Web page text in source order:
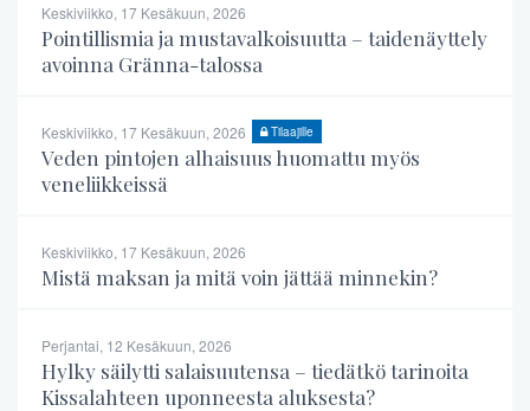
Keskiviikko, 17 Kesäkuun, 2026
Pointillismia ja mustavalkoisuutta – taidenäyttely
avoinna Gränna-talossa
Keskiviikko, 17 Kesäkuun, 2026 Tilaajille
Veden pintojen alhaisuus huomattu myös
veneliikkeissä
Keskiviikko, 17 Kesäkuun, 2026
Mistä maksan ja mitä voin jättää minnekin?
Perjantai, 12 Kesäkuun, 2026
Hylky säilytti salaisuutensa – tiedätkö tarinoita
Kissalahteen uponneesta aluksesta?